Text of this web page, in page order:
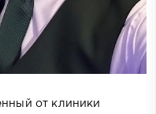
от клиники